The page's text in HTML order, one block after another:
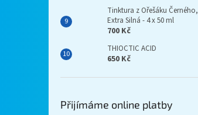
Tinktura z Ořešáku Černého,
Extra Silná - 4 x 50 ml
700 Kč
THIOCTIC ACID
650 Kč
Přijímáme online platby